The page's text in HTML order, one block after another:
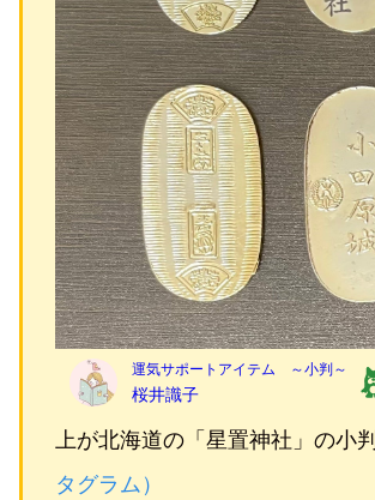
上が北海道の「星置神社」の小判
タグラム）